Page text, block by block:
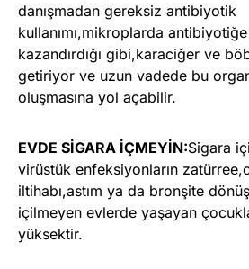
danışmadan gereksiz antibiyotik
kullanımı,mikroplarda
kazandırdığı gibi,karaciğer ve
getiriyor ve uzun vadede bu
oluşmasına yol açabilir.
EVDE SİGARA İÇMEYİN:Sigara
virüstük enfeksiyonların
iltihabı,astım ya da bronşite
içilmeyen evlerde yaşayan
yüksektir.